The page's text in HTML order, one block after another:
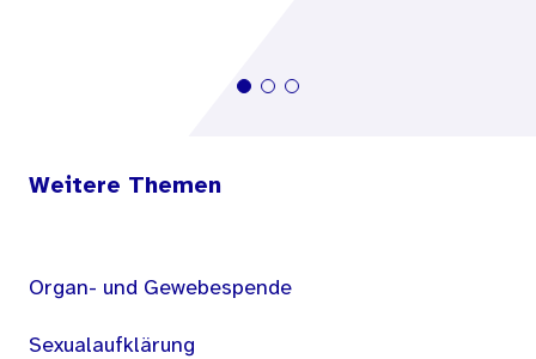
Weitere Themen
Organ- und Gewebespende
Sexualaufklärung